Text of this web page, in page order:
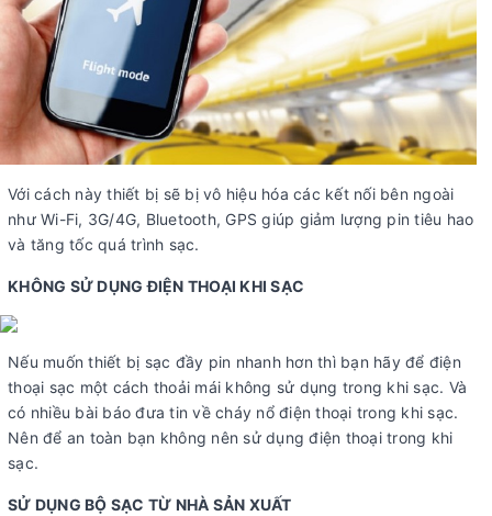
Với cách này thiết bị sẽ bị vô hiệu hóa các kết nối bên ngoài
như Wi-Fi, 3G/4G, Bluetooth, GPS giúp giảm lượng pin tiêu hao
và tăng tốc quá trình sạc.
KHÔNG SỬ DỤNG ĐIỆN THOẠI KHI SẠC
Nếu muốn thiết bị sạc đầy pin nhanh hơn thì bạn hãy để điện
thoại sạc một cách thoải mái không sử dụng trong khi sạc. Và
có nhiều bài báo đưa tin về cháy nổ điện thoại trong khi sạc.
Nên để an toàn bạn không nên sử dụng điện thoại trong khi
sạc.
SỬ DỤNG BỘ SẠC TỪ NHÀ SẢN XUẤT